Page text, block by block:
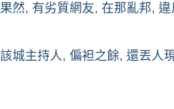
果然, 有劣質網友, 在那亂邦, 違
該城主持人, 偏袒之餘, 還丟人